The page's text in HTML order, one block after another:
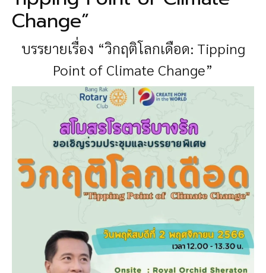
Change”
บรรยายเรื่อง “วิกฤติโลกเดือด: Tipping
Point of Climate Change”